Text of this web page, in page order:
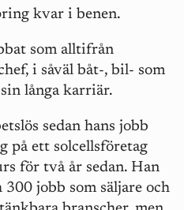
kvar i benen.
som alltifrån
i såväl båt-, bil- som
långa karriär.
sedan hans jobb
på ett solcellsföretag
för två år sedan. Han
jobb som säljare och